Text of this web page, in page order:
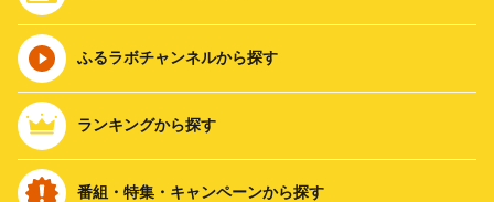
ふるラボチャンネルから探す
ランキングから探す
番組・特集・キャンペーンから探す